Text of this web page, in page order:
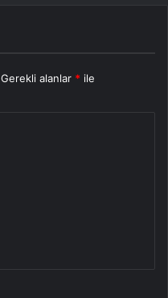
Gerekli alanlar * ile